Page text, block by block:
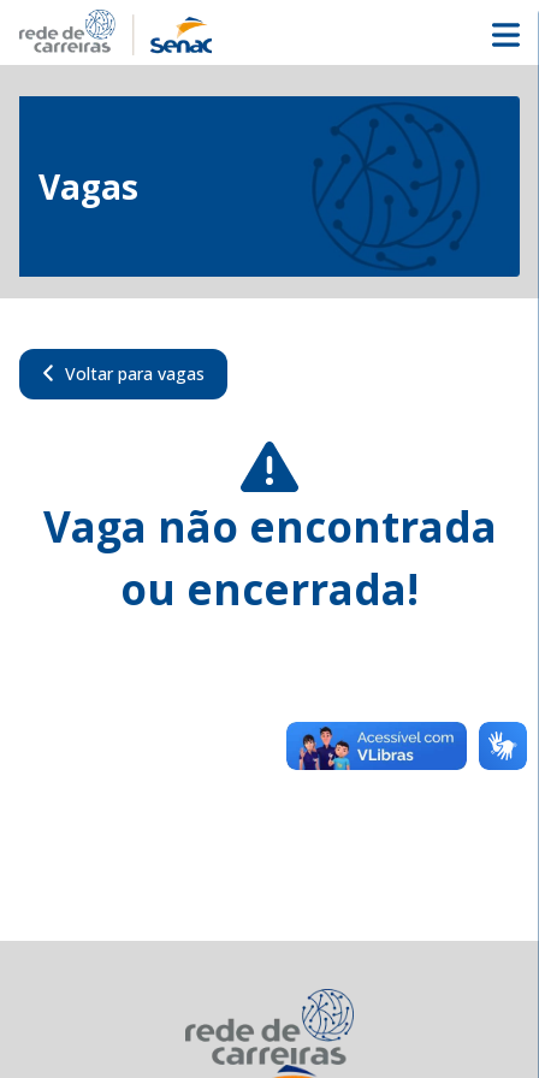
Vagas
Voltar para vagas
Vaga não encontrada
ou encerrada!